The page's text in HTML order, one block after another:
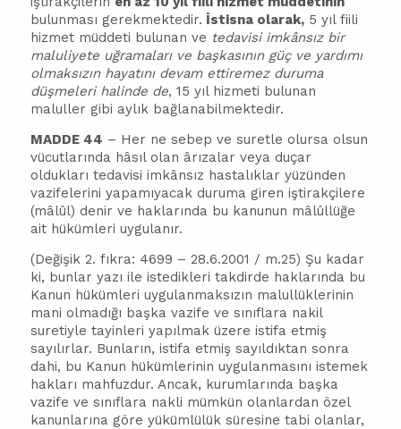
bulunması gerekmektedir. İstisna olarak, 5 yıl fiili
hizmet müddeti bulunan ve tedavisi imkânsız bir
maluliyete uğramaları ve başkasının güç ve yardımı
olmaksızın hayatını devam ettiremez duruma
düşmeleri halinde de, 15 yıl hizmeti bulunan
maluller gibi aylık bağlanabilmektedir.
MADDE 44 – Her ne sebep ve suretle olursa olsun
vücutlarında hâsıl olan ârızalar veya duçar
oldukları tedavisi imkânsız hastalıklar yüzünden
vazifelerini yapamıyacak duruma giren iştirakçilere
(mâlûl) denir ve haklarında bu kanunun mâlûllüğe
ait hükümleri uygulanır.
(Değişik 2. fıkra: 4699 – 28.6.2001 / m.25) Şu kadar
ki, bunlar yazı ile istedikleri takdirde haklarında bu
Kanun hükümleri uygulanmaksızın malullüklerinin
mani olmadığı başka vazife ve sınıflara nakil
suretiyle tayinleri yapılmak üzere istifa etmiş
sayılırlar. Bunların, istifa etmiş sayıldıktan sonra
dahi, bu Kanun hükümlerinin uygulanmasını istemek
hakları mahfuzdur. Ancak, kurumlarında başka
vazife ve sınıflara nakli mümkün olanlardan özel
kanunlarına göre yükümlülük süresine tabi olanlar,